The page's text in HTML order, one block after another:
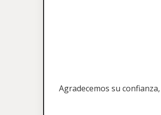
Agradecemos su